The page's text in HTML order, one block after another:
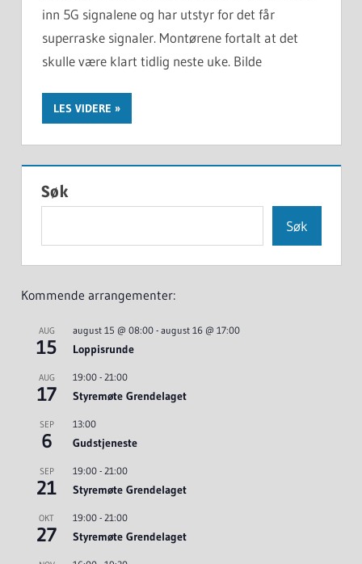
inn 5G signalene og har utstyr for det får
superraske signaler. Montørene fortalt at det
skulle være klart tidlig neste uke. Bilde
LES VIDERE
Søk
Søk
Kommende arrangementer:
AUG
15
august 15 @ 08:00- august 16 @ 17:00
Loppisrunde
AUG
17
19:00- 21:00
Styremøte Grendelaget
SEP
6
13:00
Gudstjeneste
SEP
21
19:00- 21:00
Styremøte Grendelaget
OKT
27
19:00- 21:00
Styremøte Grendelaget